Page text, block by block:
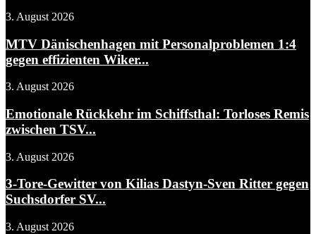
3. August 2026
MTV Dänischenhagen mit Personalproblemen 1:4
gegen effizienten Wiker...
3. August 2026
Emotionale Rückkehr im Schiffsthal: Torloses Remis
zwischen TSV...
3. August 2026
3-Tore-Gewitter von Kilias Dastyn-Sven Ritter gegen
Suchsdorfer SV...
3. August 2026